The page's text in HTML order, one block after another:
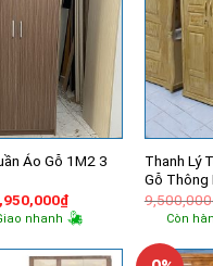
Áo Gỗ 1M2 3
₫Giá
hiện
tại
2,950,000₫.
nhanh
Thanh Lý
Gỗ Thông
9,500,000
Còn